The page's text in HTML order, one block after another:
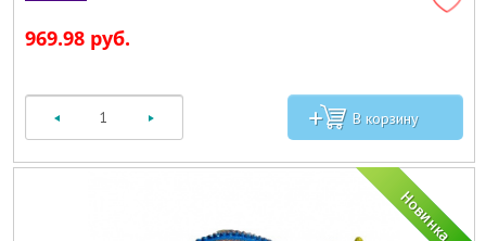
969.98 руб.